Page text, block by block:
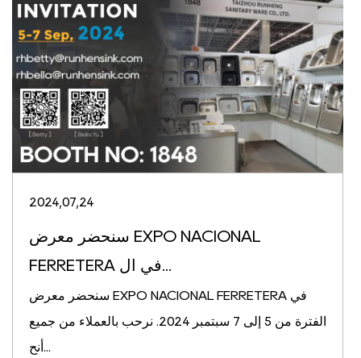
2024,07,24
سنحضر معرض EXPO NACIONAL
سنحضر معرض EXPO NACIONAL FERRETERA في
الفترة من 5 إلى 7 سبتمبر 2024. نرحب بالعملاء من جميع
أنح...